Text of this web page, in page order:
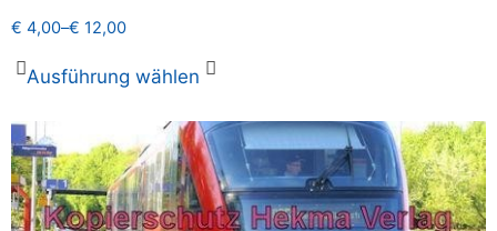
€ 4,00–€ 12,00
Ausführung wählen